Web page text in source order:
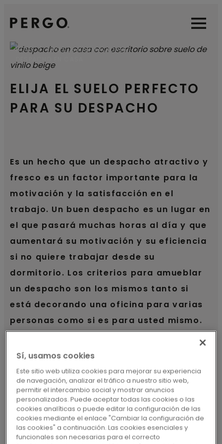
OpenOpen
ELIJA EL SUELO PERFECTO
PARA SU DESPACHO
HOME
TIPOS DE HABITACIONES
Es un hecho que un despacho atractivo y
fresco es un factor importante para la
motivación y la satisfacción en el
trabajo. Un buen despacho es un lugar en
el que pasará muchas horas al día y que
aumentará su motivación y su eficiencia
si no quiere trabajar desde su
dormitorio. Los criterios para amueblar
un despacho son los mismos tanto si
está decorando una oficina para varias
personas como si es para usted mismo.
acogedor y creativo.
DESCUBRA TODOS LOS SUELOS PARA
DESPACHOS
Sí, usamos cookies
Este sitio web utiliza cookies para mejorar su experiencia
de navegación, analizar el tráfico a nuestro sitio web,
permitir el intercambio social y mostrar anuncios
personalizados. Puede aceptar todas las cookies o las
cookies analíticas o puede editar la configuración de las
cookies mediante el enlace "Cambiar la configuración de
las cookies" a continuación. Las cookies esenciales y
funcionales son necesarias para el correcto